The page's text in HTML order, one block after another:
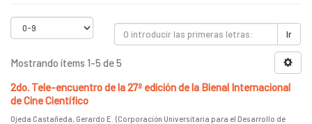
Ir
Mostrando ítems 1-5 de 5
2do. Tele-encuentro de la 27º edición de la Bienal Internacional
de Cine Científico
Ojeda Castañeda, Gerardo E. (Corporación Universitaria para el Desarrollo de